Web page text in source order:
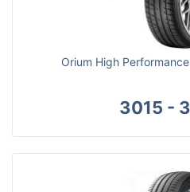
Orium High
3015 -